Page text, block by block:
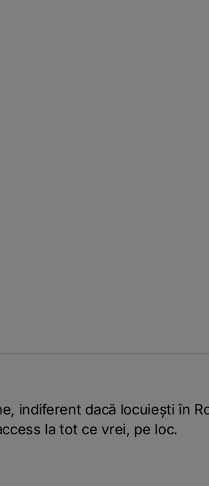
indiferent dacă locuiești în
la tot ce vrei, pe loc.